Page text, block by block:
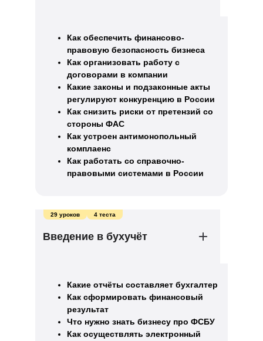
Как обеспечить финансово-
правовую безопасность бизнеса
Как организовать работу с
договорами в компании
Какие законы и подзаконные акты
регулируют конкуренцию в России
Как снизить риски от претензий со
стороны ФАС
Как устроен антимонопольный
комплаенс
Как работать со справочно-
правовыми системами в России
Введение в бухучёт
29 уроков 4 теста
Какие отчёты составляет бухгалтер
Как сформировать финансовый
результат
Что нужно знать бизнесу про ФСБУ
Как осуществлять электронный